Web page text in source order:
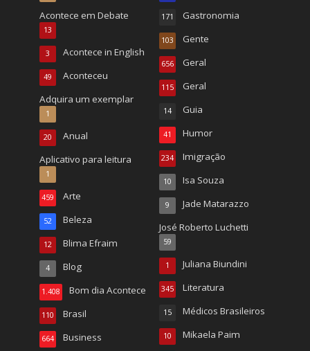
Acontece em Debate
13
Acontece in English
3
Aconteceu
49
Adquira um exemplar
1
Anual
20
Aplicativo para leitura
1
Arte
459
Beleza
52
Blima Efraim
12
Blog
4
Bom dia Acontece
1.408
Brasil
110
Business
664
Gastronomia
171
Gente
103
Geral
656
Geral
115
Guia
14
Humor
41
Imigração
234
Isa Souza
10
Jade Matarazzo
9
José Roberto Luchetti
59
Juliana Biundini
1
Literatura
345
Médicos Brasileiros
15
Mikaela Paim
10